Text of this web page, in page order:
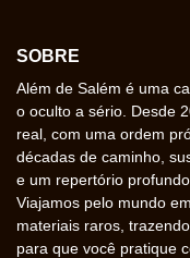
SOBRE
Além de Salém é uma
o oculto a sério. Desde
real, com uma ordem
décadas de caminho,
e um repertório
Viajamos pelo mundo
materiais raros,
para que você pratique